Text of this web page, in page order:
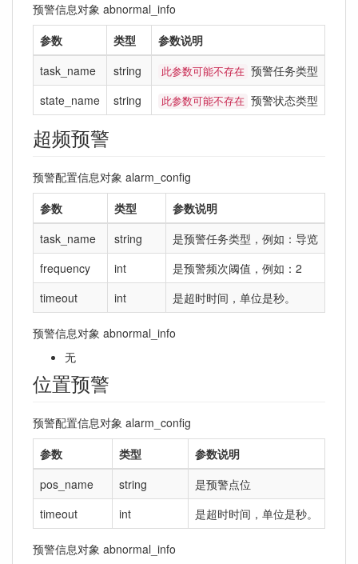
预警信息对象 abnormal_info
参数
类型
参数说明
task_name
string 此参数可能不存在 预警任务类型
state_name
string 此参数可能不存在 预警状态类型
超频预警
预警配置信息对象 alarm_config
参数
类型
参数说明
task_name
string
是预警任务类型，例如：导览
frequency
int
是预警频次阈值，例如：2
timeout
int 是超时时间，单位是秒。
预警信息对象 abnormal_info
无
位置预警
预警配置信息对象 alarm_config
参数
类型
参数说明
pos_name
string
是预警点位
timeout
int 是超时时间，单位是秒。
预警信息对象 abnormal_info